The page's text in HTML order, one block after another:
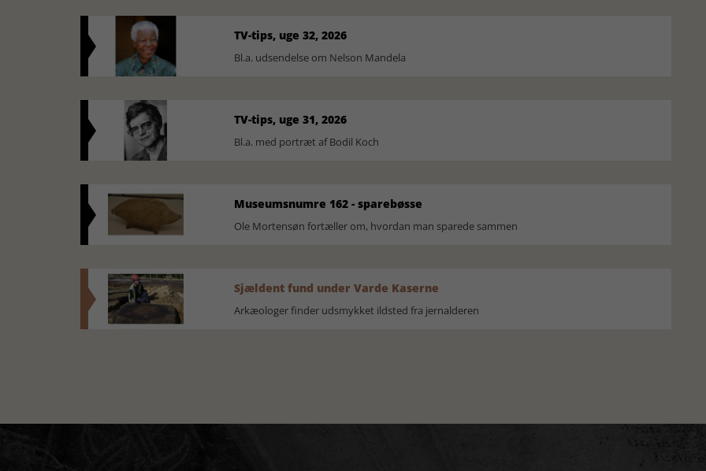
TV-tips, uge 32, 2026
Bl.a. udsendelse om Nelson Mandela
TV-tips, uge 31, 2026
Bl.a. med portræt af Bodil Koch
Museumsnumre 162 - sparebøsse
Ole Mortensøn fortæller om, hvordan man sparede sammen
Sjældent fund under Varde Kaserne
Arkæologer finder udsmykket ildsted fra jernalderen